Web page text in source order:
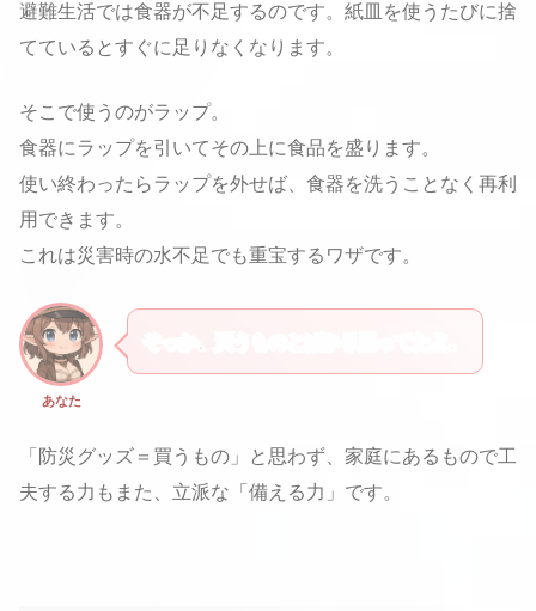
避難生活では食器が不足するのです。紙皿を使うたびに捨
てているとすぐに足りなくなります。
そこで使うのがラップ。
食器にラップを引いてその上に食品を盛ります。
使い終わったらラップを外せば、食器を洗うことなく再利
用できます。
これは災害時の水不足でも重宝するワザです。
あなた
「防災グッズ＝買うもの」と思わず、家庭にあるもので工
夫する力もまた、立派な「備える力」です。